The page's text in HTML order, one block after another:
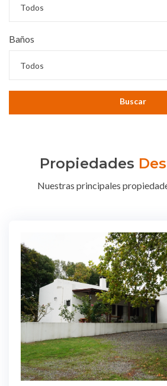
Todos
Baños
Todos
Buscar
Propiedades
Nuestras principales